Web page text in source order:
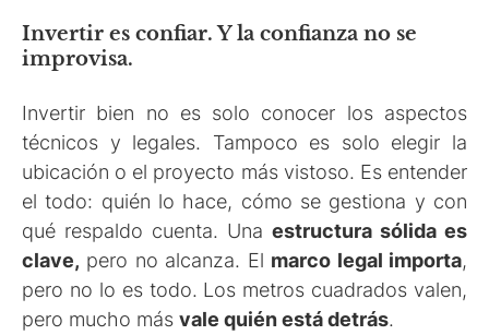
Invertir es confiar. Y la confianza no se
improvisa.
Invertir bien no es solo conocer los aspectos
técnicos y legales. Tampoco es solo elegir la
ubicación o el proyecto más vistoso. Es entender
el todo: quién lo hace, cómo se gestiona y con
qué respaldo cuenta. Una estructura sólida es
clave, pero no alcanza. El marco legal importa,
pero no lo es todo. Los metros cuadrados valen,
pero mucho más vale quién está detrás.